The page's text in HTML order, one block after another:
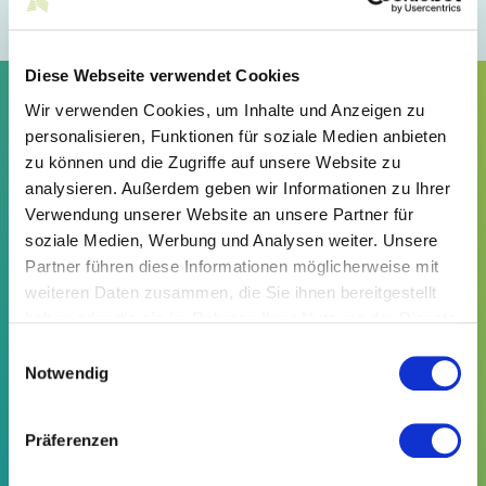
Diese Webseite verwendet Cookies
Wir verwenden Cookies, um Inhalte und Anzeigen zu
personalisieren, Funktionen für soziale Medien anbieten
zu können und die Zugriffe auf unsere Website zu
analysieren. Außerdem geben wir Informationen zu Ihrer
Verwendung unserer Website an unsere Partner für
soziale Medien, Werbung und Analysen weiter. Unsere
Partner führen diese Informationen möglicherweise mit
weiteren Daten zusammen, die Sie ihnen bereitgestellt
Notwendig
Präferenzen
Begeisterte Kund*innen und
Besucher*innen
Die Gäste waren begeistert von den VAUDE Professional
Erlebnistagen, insbesondere von der Produktausstellung
und der Möglichkeit, die Manufaktur und das Entstehen
einer Radtasche hautnah zu erleben.
„Dass wir hier in nächster Nähe gemeinsam
hochwertige, textile Sonderlösungen
innovativ und nachhaltig sind, hat uns sehr
der Zusammenarbeit – darauf freuen wir
uns!“ Ronja Vochezer, Produktmanagerin